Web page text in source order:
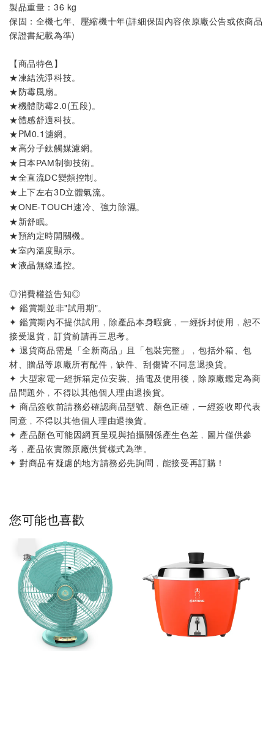
製品重量：36 kg
保固：全機七年、壓縮機十年(詳細保固內容依原廠公告或依商品
保證書紀載為準)
【商品特色】
★凍結洗淨科技。
★防霉風扇。
★機體防霉2.0(五段)。
★體感舒適科技。
★PM0.1濾網。
★高分子鈦觸媒濾網。
★ 日本PAM制御技術。
★全直流DC變頻控制 。
★上下左右3D立體氣流。
★ONE-TOUCH速冷、強力除濕。
★新舒眠。
★預約定時開關機。
★室內溫度顯示。
★液晶無線遙控。
◎消費權益告知◎
✦ 鑑賞期並非"試用期"。
✦ 鑑賞期內不提供試用﹐除產品本身暇疵﹐一經拆封使用﹐恕不
接受退貨﹐訂貨前請再三思考。
✦ 退貨商品需是「全新商品」且「包裝完整」﹐包括外箱、包
材、贈品等原廠所有配件﹐缺件、刮傷皆不同意退換貨。
✦ 大型家電一經拆箱定位安裝、插電及使用後﹐除原廠鑑定為商
品問題外﹐不得以其他個人理由退換貨。
✦ 商品簽收前請務必確認商品型號、顏色正確﹐一經簽收即代表
同意﹐不得以其他個人理由退換貨。
✦ 產品顏色可能因網頁呈現與拍攝關係產生色差﹐圖片僅供參
考﹐產品依實際原廠供貨樣式為準。
✦ 對商品有疑慮的地方請務必先詢問﹐能接受再訂購！
您可能也喜歡